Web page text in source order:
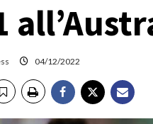
04/12/2022